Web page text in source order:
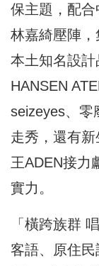
保主題，配
林嘉綺壓陣
本土知名設計
HANSEN
seizeyes、零
走秀，還有新
王ADEN接力
實力。
「橫跨族群
客語、原住